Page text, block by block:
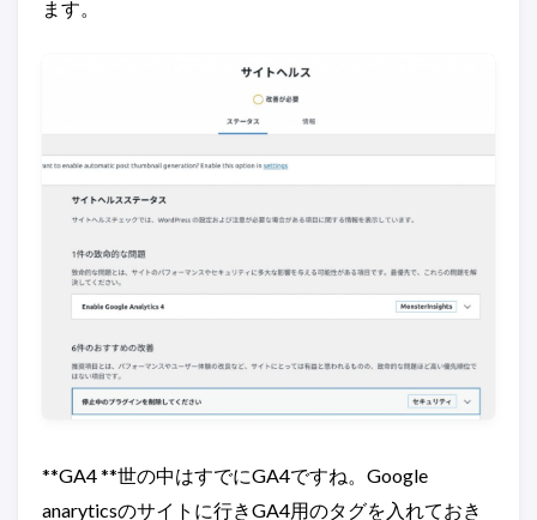
ます。
**GA4 **世の中はすでにGA4ですね。Google
anaryticsのサイトに行きGA4用のタグを入れておき